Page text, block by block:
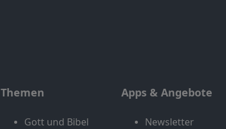
Themen
Gott und Bibel
Apps & Angebote
Newsletter